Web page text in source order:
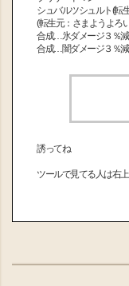
シュバルツシュルト(転
(転生元：さまようよろ
合成…氷ダメージ３％減
合成…闇ダメージ３％減
誘ってね
ツールで見てる人は右